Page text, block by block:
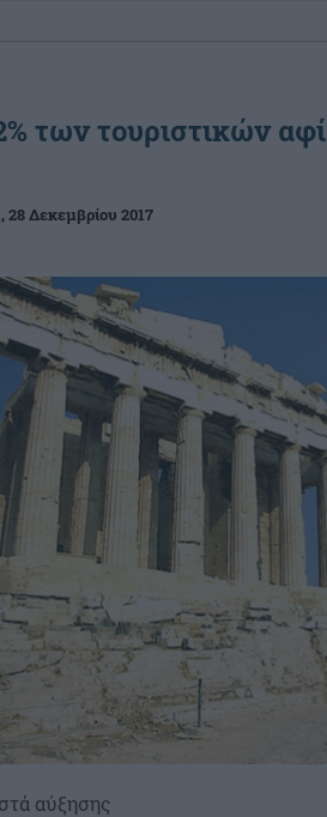
των τουριστικών
, 28 Δεκεμβρίου 2017
αύξησης